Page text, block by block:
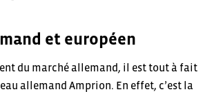
et européen
du marché allemand, il est tout à fait
allemand Amprion. En effet, c’est la